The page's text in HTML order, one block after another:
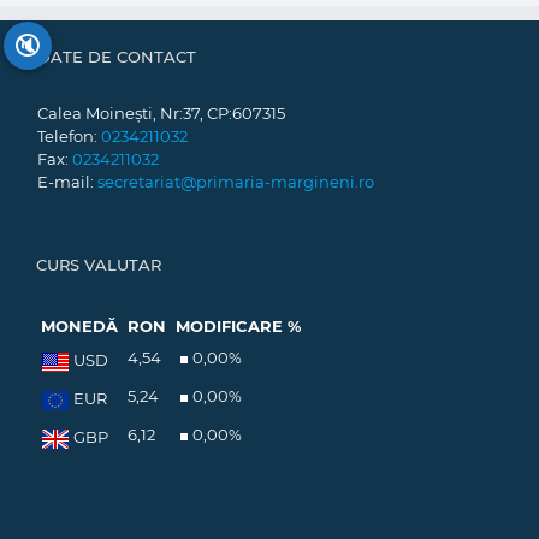
DATE DE CONTACT
Calea Moinești, Nr:37, CP:607315
Telefon: 0234211032
Fax: 0234211032
E-mail: secretariat@primaria-margineni.ro
CURS VALUTAR
MONEDĂ RON
MODIFICARE %
USD
4,54 0,00%
EUR 5,24 0,00%
GBP 6,12 0,00%
🔇